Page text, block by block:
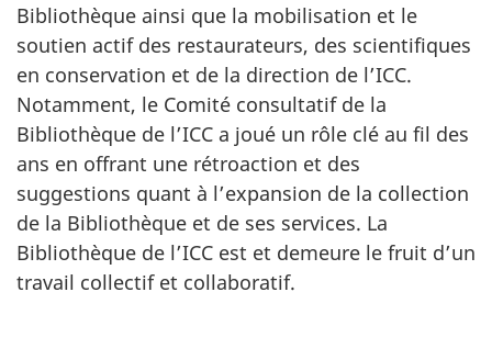
Bibliothèque ainsi que la mobilisation et le
soutien actif des restaurateurs, des scientifiques
en conservation et de la direction de l’ICC.
Notamment, le Comité consultatif de la
Bibliothèque de l’ICC a joué un rôle clé au fil des
ans en offrant une rétroaction et des
suggestions quant à l’expansion de la collection
de la Bibliothèque et de ses services. La
Bibliothèque de l’ICC est et demeure le fruit d’un
travail collectif et collaboratif.